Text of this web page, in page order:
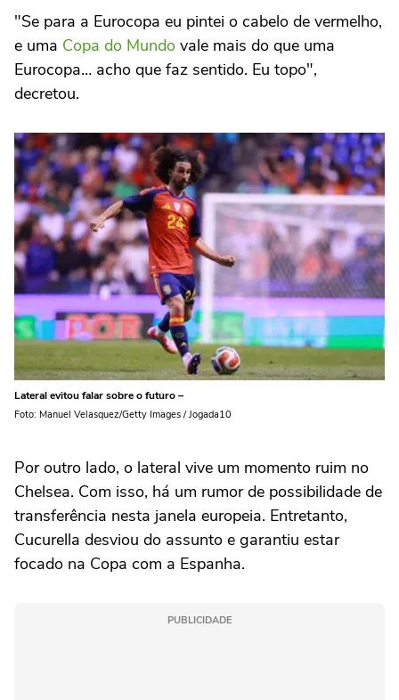
"Se para a Eurocopa eu pintei o cabelo de vermelho,
e uma Copa do Mundo vale mais do que uma
Eurocopa… acho que faz sentido. Eu topo",
decretou.
Lateral evitou falar sobre o futuro –
Foto: Manuel Velasquez/Getty Images / Jogada10
Por outro lado, o lateral vive um momento ruim no
Chelsea. Com isso, há um rumor de possibilidade de
transferência nesta janela europeia. Entretanto,
Cucurella desviou do assunto e garantiu estar
focado na Copa com a Espanha.
PUBLICIDADE